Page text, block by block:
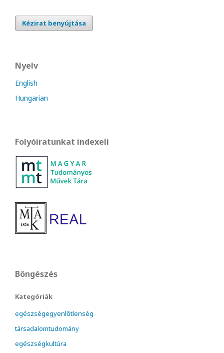
Kézirat benyújtása
Nyelv
English
Hungarian
Folyóiratunkat indexeli
Böngészés
Kategóriák
egészségegyenlőtlenség
társadalomtudomány
egészségkultúra